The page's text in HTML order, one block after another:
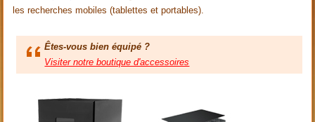
les recherches mobiles (tablettes et portables).
Êtes-vous bien équipé ?